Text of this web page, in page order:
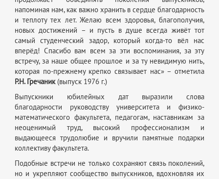
напоминая нам, как важно хранить в сердце благодарность
и теплоту тех лет. Желаю всем здоровья, благополучия,
новых достижений – и пусть в душе всегда живёт тот
самый студенческий задор, который когда‑то вёл нас
вперёд! Спасибо вам всем за эти воспоминания, за эту
встречу, за наше общее прошлое и за ту невидимую нить,
которая по‑прежнему крепко связывает нас» – отметила
Р.Н. Гречаник(выпуск 1976 г.)
Выпускники юбилейных дат выразили слова
благодарности руководству университета и физико-
математического факультета, педагогам, наставникам за
неоценимый труд, высокий профессионализм и
выдающееся трудолюбие и вручили памятные подарки
коллективу факультета.
Подобные встречи не только сохраняют связь поколений,
но и укрепляют сообщество выпускников, вдохновляя их